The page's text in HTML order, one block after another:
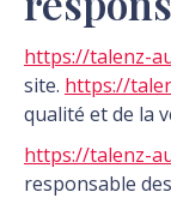
https://talenz-
site. https://
qualité et de la
https://talenz-
responsable